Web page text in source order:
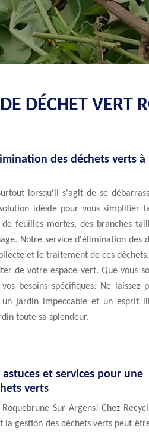
DÉCHET VERT
des déchets verts à
lorsqu'il s'agit de se
idéale pour vous simplifier
feuilles mortes, des branches
Notre service d'élimination des
et le traitement de ces
de votre espace vert. Que vous
besoins spécifiques. Ne laissez
un jardin impeccable et un esprit
toute sa splendeur.
et services pour une
verts
Sur Argens! Chez
la gestion des déchets verts peut